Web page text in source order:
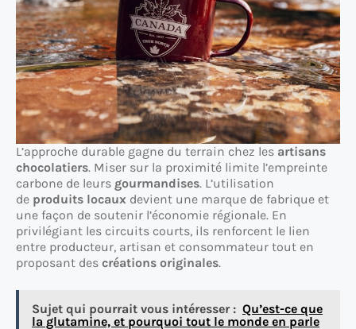
L’approche durable gagne du terrain chez les artisans
chocolatiers. Miser sur la proximité limite l’empreinte
carbone de leurs gourmandises. L’utilisation
de produits locaux devient une marque de fabrique et
une façon de soutenir l’économie régionale. En
privilégiant les circuits courts, ils renforcent le lien
entre producteur, artisan et consommateur tout en
proposant des créations originales.
Sujet qui pourrait vous intéresser : Qu’est-ce que
la glutamine, et pourquoi tout le monde en parle